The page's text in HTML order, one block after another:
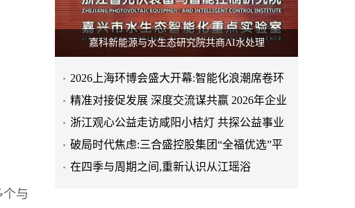
与
嘉科新能源与水生态研究院共商AI水处理
2026上海环博会盛大开幕:智能化浪潮席卷环
保产业
精准对接促发展 深度交流谋共赢 2026年企业
投融资交流活动第二
浙江观心公益走访咸阳小桔灯 共探公益事业
可持续发展新路径
破局时代焦虑:三合盛控股集团“全福优选”平
台正式启航
在四季与周期之间,重新认识从江瑶浴